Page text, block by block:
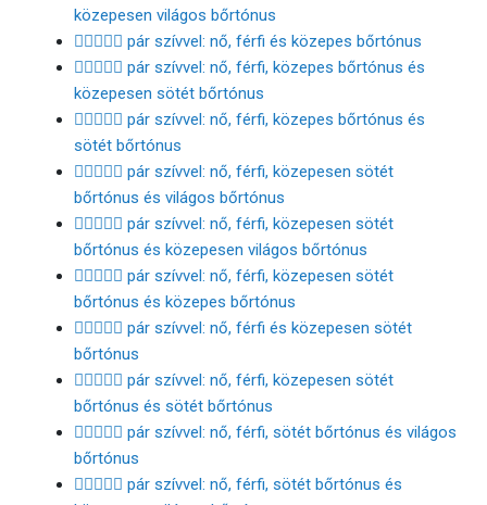
közepesen világos bőrtónus
👩🏽‍❤️‍👨🏽 pár szívvel: nő, férfi és közepes bőrtónus
👩🏽‍❤️‍👨🏾 pár szívvel: nő, férfi, közepes bőrtónus és
közepesen sötét bőrtónus
👩🏽‍❤️‍👨🏿 pár szívvel: nő, férfi, közepes bőrtónus és
sötét bőrtónus
👩🏾‍❤️‍👨🏻 pár szívvel: nő, férfi, közepesen sötét
bőrtónus és világos bőrtónus
👩🏾‍❤️‍👨🏼 pár szívvel: nő, férfi, közepesen sötét
bőrtónus és közepesen világos bőrtónus
👩🏾‍❤️‍👨🏽 pár szívvel: nő, férfi, közepesen sötét
bőrtónus és közepes bőrtónus
👩🏾‍❤️‍👨🏾 pár szívvel: nő, férfi és közepesen sötét
bőrtónus
👩🏾‍❤️‍👨🏿 pár szívvel: nő, férfi, közepesen sötét
bőrtónus és sötét bőrtónus
👩🏿‍❤️‍👨🏻 pár szívvel: nő, férfi, sötét bőrtónus és világos
bőrtónus
👩🏿‍❤️‍👨🏼 pár szívvel: nő, férfi, sötét bőrtónus és